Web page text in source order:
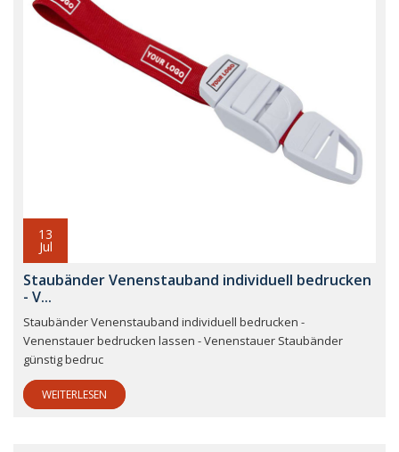
13
Jul
Staubänder Venenstauband individuell bedrucken
- V...
Staubänder Venenstauband individuell bedrucken -
Venenstauer bedrucken lassen - Venenstauer Staubänder
günstig bedruc
WEITERLESEN